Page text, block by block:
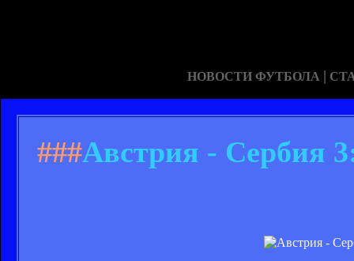
НОВОСТИ ФУТБОЛА |
###Австрия - Сербия